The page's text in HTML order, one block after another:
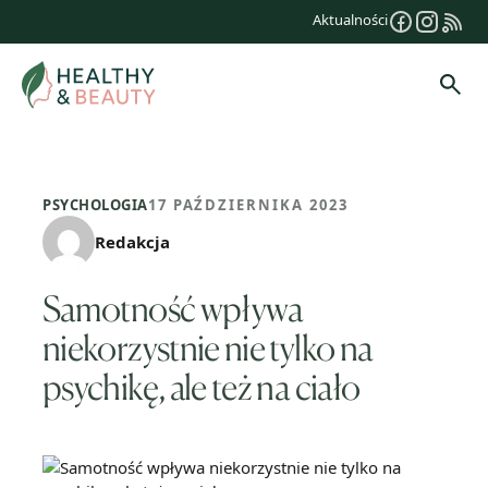
treści
Aktualności
PSYCHOLOGIA17 PAŹDZIERNIKA 2023
Redakcja
Samotność wpływa
niekorzystnie nie tylko na
psychikę, ale też na ciało